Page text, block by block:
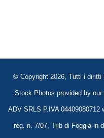
© Copyright 2026, Tutti i
Stock Photos provided by our
ADV SRLS P.IVA
reg. n. 7/07, Trib di Foggia in